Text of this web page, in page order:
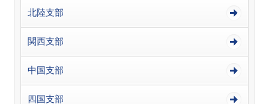
北陸支部
関西支部
中国支部
四国支部